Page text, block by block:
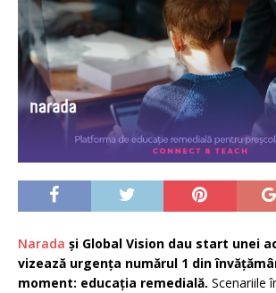
Narada și Global Vision dau start unei
vizează urgența numărul 1 din
moment: educația remedială. Scenariile